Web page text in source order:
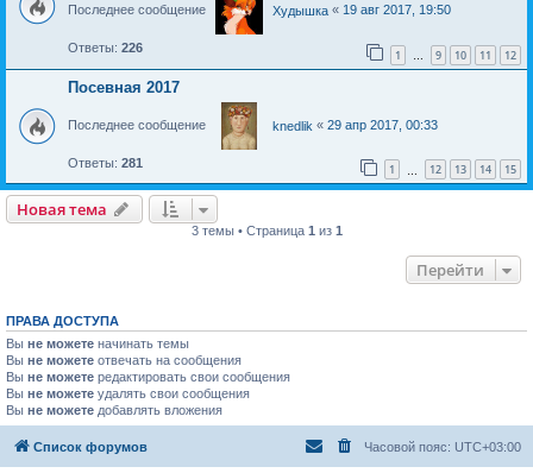
Последнее сообщение Худышка « 19 авг 2017, 19:50
Ответы: 226 1 … 9 10 11 12
Посевная 2017
Последнее сообщение knedlik « 29 апр 2017, 00:33
Ответы: 281 1 12 13 14 15
Новая тема
Новаятема
3 темы • Страница 1 из 1
Перейти
ПРАВА ДОСТУПА
Вы не можете начинать темы
Вы не можете отвечать на сообщения
Вы не можете редактировать свои сообщения
Вы не можете удалять свои сообщения
Вы не можете добавлять вложения
Список форумов Часовой пояс: UTC+03:00